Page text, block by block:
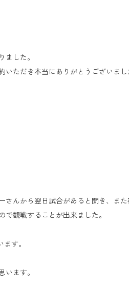
した。
ただき本当にありがとうございまし
んから翌日試合があると聞き、ま
観戦することが出来ました。
す。
ます。